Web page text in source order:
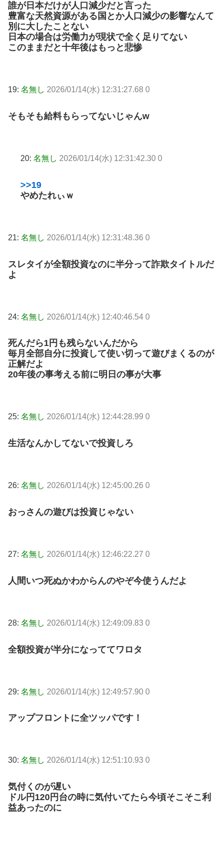
誰が日本だけが人口減少だと言った
豊富な天然資源がある国とか人口減少の影響なんて
別に大したことない
日本の場合は労働力が現状で全く足りてない
このままだと十年後はもっと悲惨
19: 名無し 2026/01/14(水) 12:31:27.68 0
そもそも給料もらってないじゃんw
20: 名無し 2026/01/14(水) 12:31:42.30 0
>>19
やめたれぃｗ
21: 名無し 2026/01/14(水) 12:31:48.36 0
スレタイが全額投資なのに半分って詐欺タイトルだ
よ
24: 名無し 2026/01/14(水) 12:40:46.54 0
死んだら1円も残らないんだから
毎月全部自分に投資して使い切って遊びまくるのが
正解だよ
20年後の事考える前に明日の事が大事
25: 名無し 2026/01/14(水) 12:44:28.99 0
生活なんかしてないで投資しろ
26: 名無し 2026/01/14(水) 12:45:00.26 0
おっさんの遊びは投資じゃない
27: 名無し 2026/01/14(水) 12:46:22.27 0
人間いつ死ぬかわからんのやぞ今使うんだよ
28: 名無し 2026/01/14(水) 12:49:09.83 0
全額投資が半分になっててワロタ
29: 名無し 2026/01/14(水) 12:49:57.90 0
アップフロントに全ツッパです！
30: 名無し 2026/01/14(水) 12:51:10.93 0
気付くのが遅い
ドル円120円台の時に気付いてたら今頃そこそこ利
益あったのに